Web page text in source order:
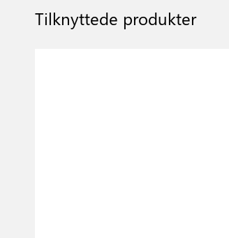
Tilknyttede produkter